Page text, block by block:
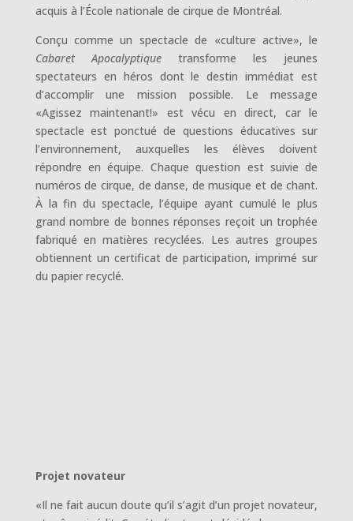
acquis à l’École nationale de cirque de Montréal.
Conçu comme un spectacle de «culture active», le
Cabaret Apocalyptiquetransforme les jeunes
spectateurs en héros dont le destin immédiat est
d’accomplir une mission possible. Le message
«Agissez maintenant!» est vécu en direct, car le
spectacle est ponctué de questions éducatives sur
l’environnement, auxquelles les élèves doivent
répondre en équipe. Chaque question est suivie de
numéros de cirque, de danse, de musique et de chant.
À la fin du spectacle, l’équipe ayant cumulé le plus
grand nombre de bonnes réponses reçoit un trophée
fabriqué en matières recyclées. Les autres groupes
obtiennent un certificat de participation, imprimé sur
du papier recyclé.
Projet novateur
«Il ne fait aucun doute qu’il s’agit d’un projet novateur,